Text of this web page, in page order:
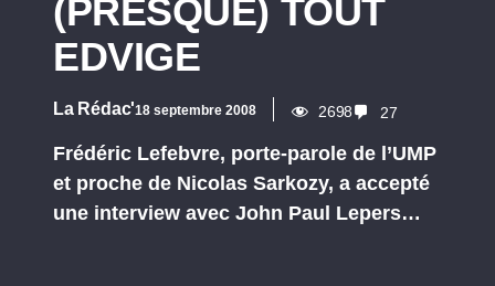
(PRESQUE) TOUT
EDVIGE
La Rédac'18 septembre 2008 2698 27
Frédéric Lefebvre, porte-parole de l’UMP
et proche de Nicolas Sarkozy, a accepté
une interview avec John Paul Lepers…